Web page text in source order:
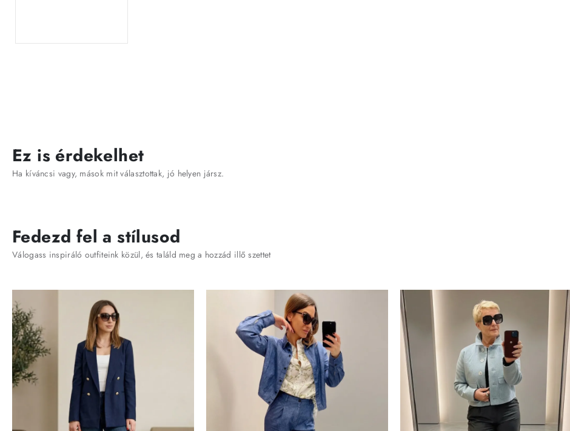
Ez is érdekelhet
Ha kíváncsi vagy, mások mit választottak, jó helyen jársz.
Fedezd fel a stílusod
Válogass inspiráló outfiteink közül, és találd meg a hozzád illő szettet